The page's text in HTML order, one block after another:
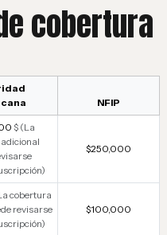
cobertura
NFIP
$ (La
$250,000
cobertura
revisarse
$100,000